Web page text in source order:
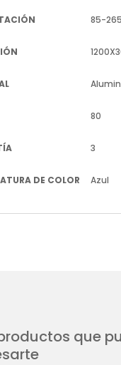
85-
80
3
DE COLOR Azul
que